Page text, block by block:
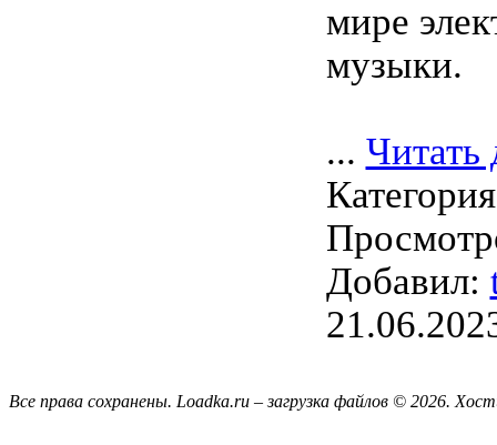
мире
музыки.
... Читать
Добавил:
Все права сохранены. Loadka.ru – загрузка файлов © 2026.